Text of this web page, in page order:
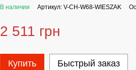
В наличии Артикул: V-CH-W68-WIESZAK
2 511 грн
Купить Быстрый заказ